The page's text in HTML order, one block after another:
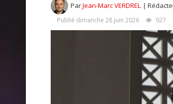
ParJean-Marc VERDREL |
Publié dimanche 28 juin 2026 927